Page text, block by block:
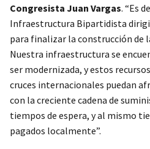
Congresista Juan Vargas. “Es
Infraestructura Bipartidista
para finalizar la construcción de
Nuestra infraestructura se
ser modernizada, y estos
cruces internacionales puedan
con la creciente cadena de
tiempos de espera, y al mismo
pagados localmente”.